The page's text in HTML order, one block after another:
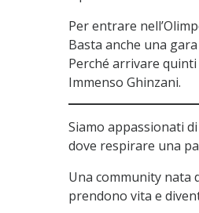
Per entrare
Basta anche una gara
Perché arrivare
Immenso Ghinzani.
Siamo appassionati
dove respirare una
Una community nata
prendono vita e